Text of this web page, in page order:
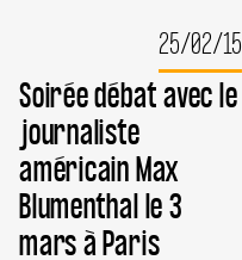
COHEN
À
LA
DIRECTION
DE
L’UNIVERSITÉ
25/02/15
Soirée débat avec le
journaliste
américain Max
Blumenthal le 3
mars à Paris